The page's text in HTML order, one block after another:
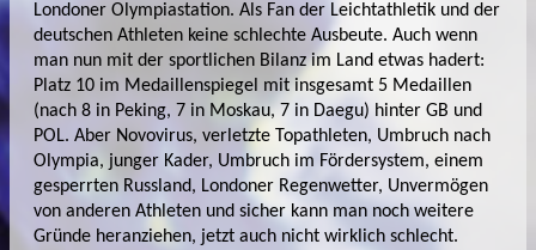
Londoner Olympiastation. Als Fan der Leichtathletik und der
deutschen Athleten keine schlechte Ausbeute. Auch wenn
man nun mit der sportlichen Bilanz im Land etwas hadert:
Platz 10 im Medaillenspiegel mit insgesamt 5 Medaillen
(nach 8 in Peking, 7 in Moskau, 7 in Daegu) hinter GB und
POL. Aber Novovirus, verletzte Topathleten, Umbruch nach
Olympia, junger Kader, Umbruch im Fördersystem, einem
gesperrten Russland, Londoner Regenwetter, Unvermögen
von anderen Athleten und sicher kann man noch weitere
Gründe heranziehen, jetzt auch nicht wirklich schlecht.